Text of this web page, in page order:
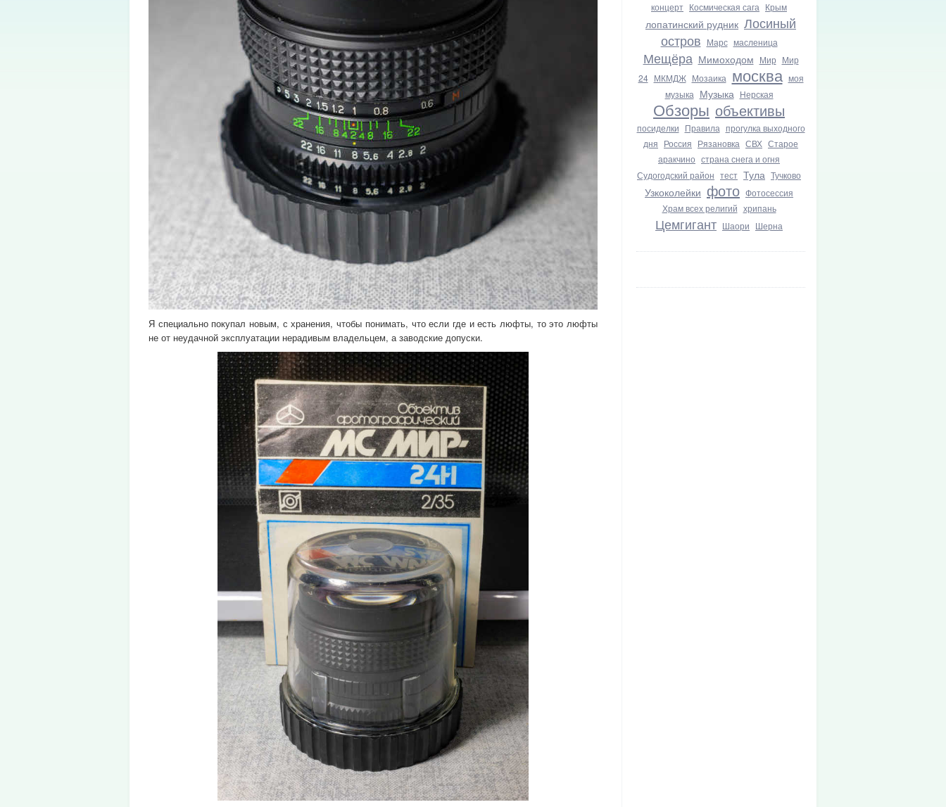
концерт Космическая сага Крым
лопатинский рудник Лосиный
остров Марс масленица
Мещёра Мимоходом Мир Мир
24 МКМДЖ Мозаика москва моя
музыка Музыка Нерская
Обзоры объективы
посиделки Правила прогулка выходного
дня Россия Рязановка СВХ Старое
аракчино страна снега и огня
Судогодский район тест Тула Тучково
Узкоколейки фото Фотосессия
Храм всех религий хрипань
Цемгигант Шаори Шерна
Я специально покупал новым, с хранения, чтобы понимать, что если где и есть люфты, то это люфты
не от неудачной эксплуатации нерадивым владельцем, а заводские допуски.